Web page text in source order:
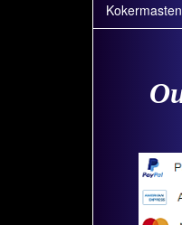
Kokermasten